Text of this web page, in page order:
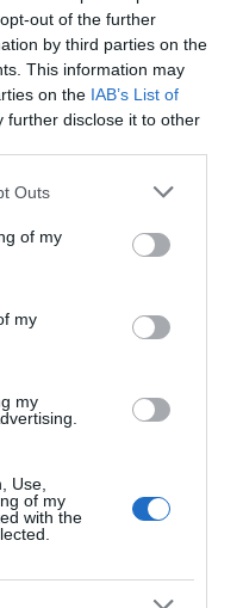
out of the further
by third parties on the
This information may
on the IAB’s List of
further disclose it to other
one or more Google
You may click to
its third-party tags to
in below Google
Outs
of my
my
my
Use,
of my
with the
Segíti a vegetatív
is.
a
mind a feminin,
Az ametrin a
ötvözi.
különleges ásványt.
és az agy működésére
is. Növeli a
a világon.
benne.
támogatja a
tulajdonsága, hogy
gazdagságot, a
kifakíthatja a színét,